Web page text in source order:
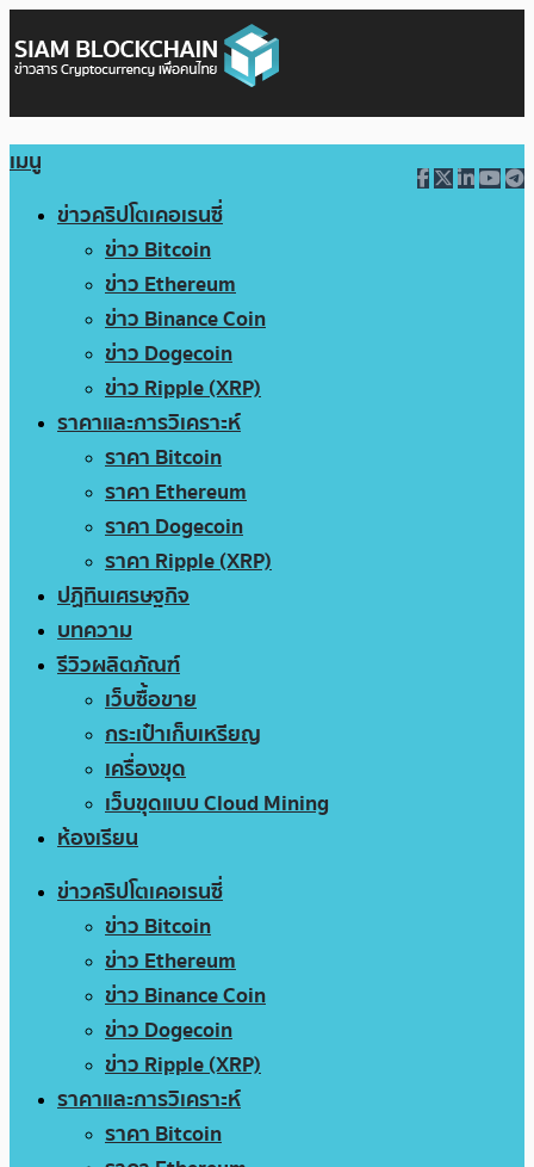
เมนู
ข่าวคริปโตเคอเรนซี่
ข่าว Bitcoin
ข่าว Ethereum
ข่าว Binance Coin
ข่าว Dogecoin
ข่าว Ripple (XRP)
ราคาและการวิเคราะห์
ราคา Bitcoin
ราคา Ethereum
ราคา Dogecoin
ราคา Ripple (XRP)
ปฏิทินเศรษฐกิจ
บทความ
รีวิวผลิตภัณฑ์
เว็บซื้อขาย
กระเป๋าเก็บเหรียญ
เครื่องขุด
เว็บขุดแบบ Cloud Mining
ห้องเรียน
ข่าวคริปโตเคอเรนซี่
ข่าว Bitcoin
ข่าว Ethereum
ข่าว Binance Coin
ข่าว Dogecoin
ข่าว Ripple (XRP)
ราคาและการวิเคราะห์
ราคา Bitcoin